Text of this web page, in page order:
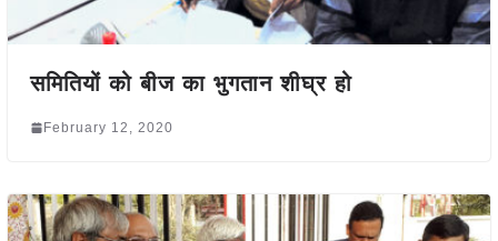
समितियों को बीज का भुगतान शीघ्र हो
February 12, 2020